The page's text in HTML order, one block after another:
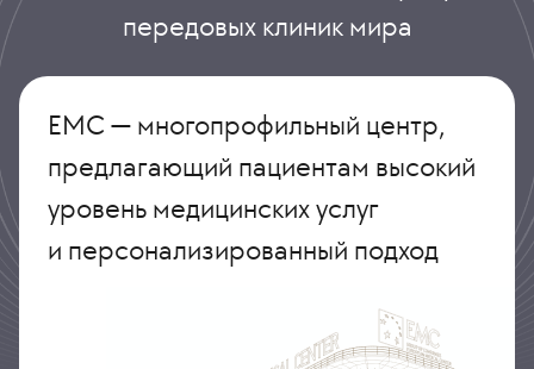
передовых клиник мира
ЕМС — многопрофильный центр,
предлагающий пациентам высокий
уровень медицинских услуг
и персонализированный подход